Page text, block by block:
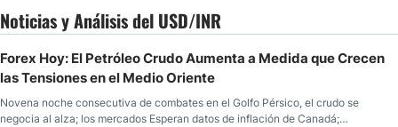
Noticias y Análisis del USD/INR
Forex Hoy: El Petróleo Crudo Aumenta a Medida que Crecen
las Tensiones en el Medio Oriente
Novena noche consecutiva de combates en el Golfo Pérsico, el crudo se
negocia al alza; los mercados Esperan datos de inflación de Canadá;